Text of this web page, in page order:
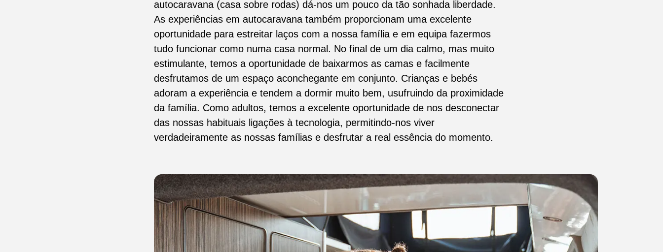
autocaravana (casa sobre rodas) dá-nos um pouco da tão sonhada liberdade.
As experiências em autocaravana também proporcionam uma excelente
oportunidade para estreitar laços com a nossa família e em equipa fazermos
tudo funcionar como numa casa normal. No final de um dia calmo, mas muito
estimulante, temos a oportunidade de baixarmos as camas e facilmente
desfrutamos de um espaço aconchegante em conjunto. Crianças e bebés
adoram a experiência e tendem a dormir muito bem, usufruindo da proximidade
da família. Como adultos, temos a excelente oportunidade de nos desconectar
das nossas habituais ligações à tecnologia, permitindo-nos viver
verdadeiramente as nossas famílias e desfrutar a real essência do momento.